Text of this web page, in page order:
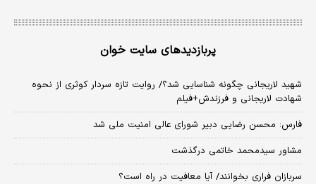
پربازدیدهای سایت خوان
شهید لاریجانی چگونه شناسایی شد؟/ روایت تازه سردار کوثری از نحوه
شهادت لاریجانی و فرزندش+فیلم
فارس: محسن رضایی دبیر شورای عالی امنیت ملی شد
مشاور سیدمحمد خاتمی درگذشت
سربازان فراری بخوانند/ آیا معافیت در راه است؟